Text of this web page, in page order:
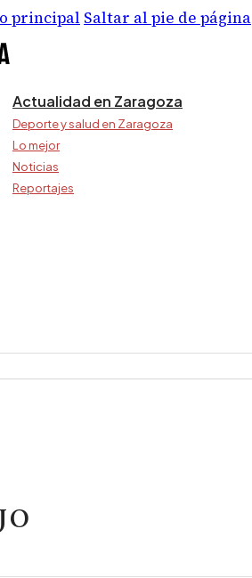
principal Saltar al pie de página
Actualidad en Zaragoza
Deporte y salud en Zaragoza
Lo mejor
Noticias
Reportajes